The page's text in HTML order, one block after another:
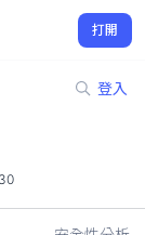
打開
登入